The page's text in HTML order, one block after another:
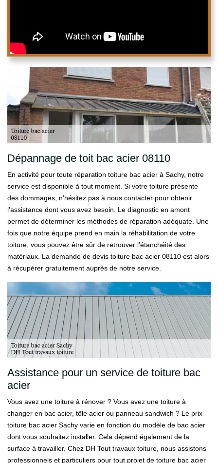
Dépannage de toit bac acier 08110
En activité pour toute réparation toiture bac acier à Sachy, notre
service est disponible à tout moment. Si votre toiture présente
des dommages, n’hésitez pas à nous contacter pour obtenir
l’assistance dont vous avez besoin. Le diagnostic en amont
permet de déterminer les méthodes de réparation adéquate. Une
fois que notre équipe prend en main la réhabilitation de votre
toiture, vous pouvez être sûr de retrouver l’étanchéité des
matériaux. La demande de devis toiture bac acier 08110 est alors
à récupérer gratuitement auprès de notre service.
Assistance pour un service de toiture bac
acier
Vous avez une toiture à rénover ? Vous avez une toiture à
changer en bac acier, tôle acier ou panneau sandwich ? Le prix
toiture bac acier Sachy varie en fonction du modèle de bac acier
dont vous souhaitez installer. Cela dépend également de la
surface à travailler. Chez DH Tout travaux toiture, nous assistons
professionnels et particuliers pour tout projet de toiture bac acier